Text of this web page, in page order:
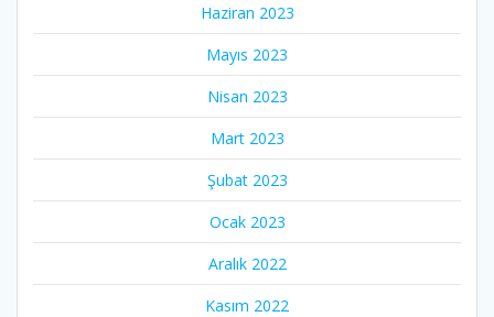
Haziran 2023
Mayıs 2023
Nisan 2023
Mart 2023
Şubat 2023
Ocak 2023
Aralık 2022
Kasım 2022